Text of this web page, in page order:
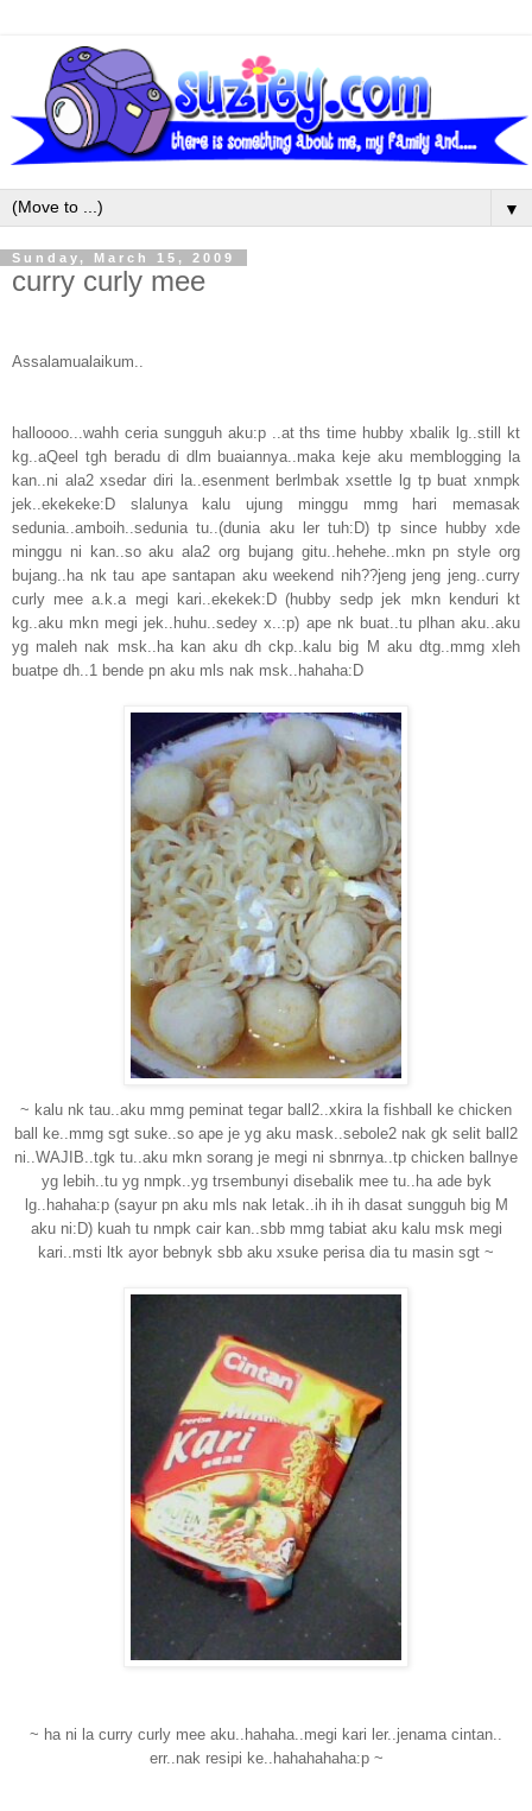
▼
Sunday, March 15, 2009
curry curly mee
Assalamualaikum..
halloooo...wahh ceria sungguh aku:p ..at ths time hubby xbalik lg..still kt
kg..aQeel tgh beradu di dlm buaiannya..maka keje aku memblogging la
kan..ni ala2 xsedar diri la..esenment berlmbak xsettle lg tp buat xnmpk
jek..ekekeke:D slalunya kalu ujung minggu mmg hari memasak
sedunia..amboih..sedunia tu..(dunia aku ler tuh:D) tp since hubby xde
minggu ni kan..so aku ala2 org bujang gitu..hehehe..mkn pn style org
bujang..ha nk tau ape santapan aku weekend nih??jeng jeng jeng..curry
curly mee a.k.a megi kari..ekekek:D (hubby sedp jek mkn kenduri kt
kg..aku mkn megi jek..huhu..sedey x..:p) ape nk buat..tu plhan aku..aku
yg maleh nak msk..ha kan aku dh ckp..kalu big M aku dtg..mmg xleh
buatpe dh..1 bende pn aku mls nak msk..hahaha:D
~ kalu nk tau..aku mmg peminat tegar ball2..xkira la fishball ke chicken
ball ke..mmg sgt suke..so ape je yg aku mask..sebole2 nak gk selit ball2
ni..WAJIB..tgk tu..aku mkn sorang je megi ni sbnrnya..tp chicken ballnye
yg lebih..tu yg nmpk..yg trsembunyi disebalik mee tu..ha ade byk
lg..hahaha:p (sayur pn aku mls nak letak..ih ih ih dasat sungguh big M
aku ni:D) kuah tu nmpk cair kan..sbb mmg tabiat aku kalu msk megi
kari..msti ltk ayor bebnyk sbb aku xsuke perisa dia tu masin sgt ~
~ ha ni la curry curly mee aku..hahaha..megi kari ler..jenama cintan..
err..nak resipi ke..hahahahaha:p ~